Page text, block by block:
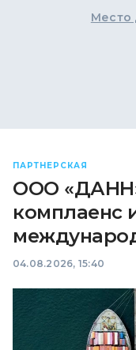
Место
ПАРТНЕРСКАЯ
ООО
комплаенс
04.08.2026, 15:40